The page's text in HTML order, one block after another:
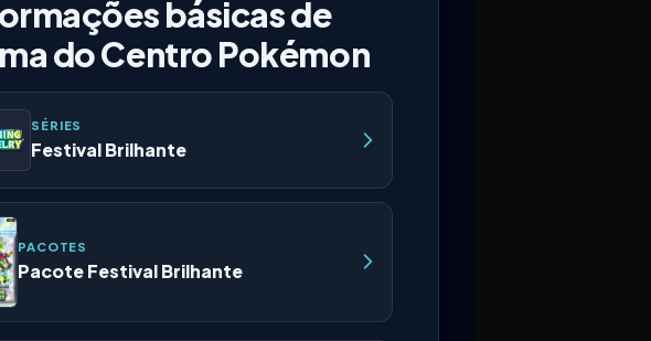
básicas de
do Centro Pokémon
SÉRIES
Festival Brilhante
PACOTES
Pacote Festival Brilhante